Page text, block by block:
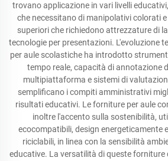
trovano applicazione in vari livelli
che necessitano di manipolativi colorati
superiori che richiedono attrezzature di
tecnologie per presentazioni. L'evoluzione
per aule scolastiche ha introdotto
tempo reale, capacità di annotazione
multipiattaforma e sistemi di
semplificano i compiti amministrativi
risultati educativi. Le forniture per aule
inoltre l'accento sulla sostenibilità,
ecocompatibili, design energeticamente
riciclabili, in linea con la sensibilità
educative. La versatilità di queste